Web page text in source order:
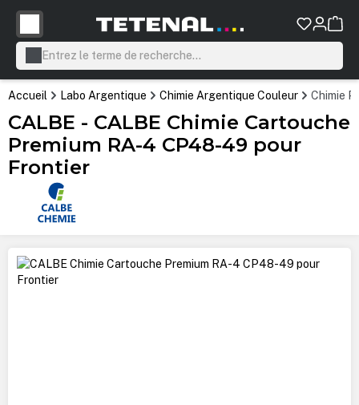
principal
Accueil Labo Argentique Chimie Argentique Couleur Chimie
CALBE - CALBE Chimie Cartouche
Premium RA-4 CP48-49 pour
Frontier
Ignorer la galerie d'images